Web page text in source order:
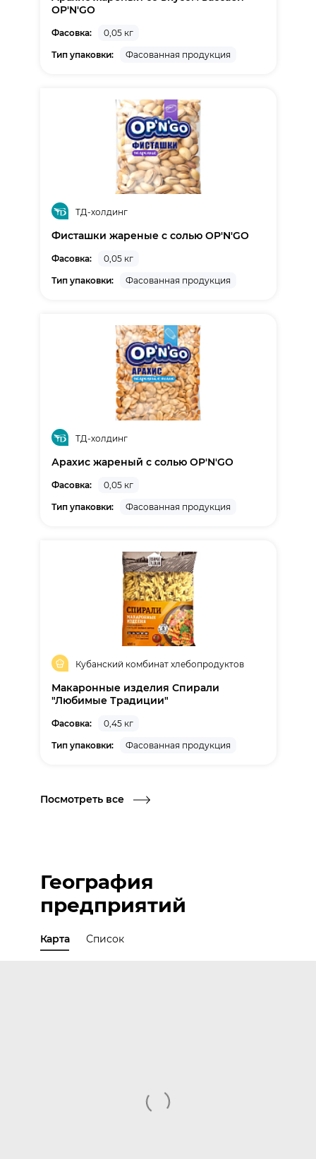
OP'N'GO
Фасовка:
0,05 кг
Тип упаковки:
Фасованная продукция
ТД-холдинг
Фисташки жареные с солью OP'N'GO
Фасовка:
0,05 кг
Тип упаковки:
Фасованная продукция
ТД-холдинг
Арахис жареный с солью OP'N'GO
Фасовка:
0,05 кг
Тип упаковки:
Фасованная продукция
Кубанский комбинат хлебопродуктов
Макаронные изделия Спирали
"Любимые Традиции"
Фасовка:
0,45 кг
Тип упаковки:
Фасованная продукция
Посмотреть все
География
предприятий
Карта Список